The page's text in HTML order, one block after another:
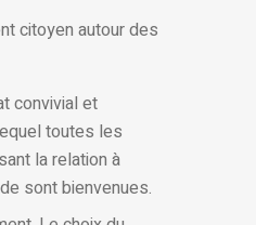
citoyen autour des
convivial et
toutes les
la relation à
sont bienvenues.